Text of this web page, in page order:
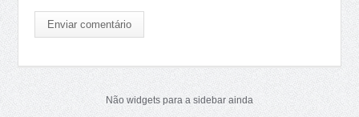
Enviar comentário
Não widgets para a sidebar ainda